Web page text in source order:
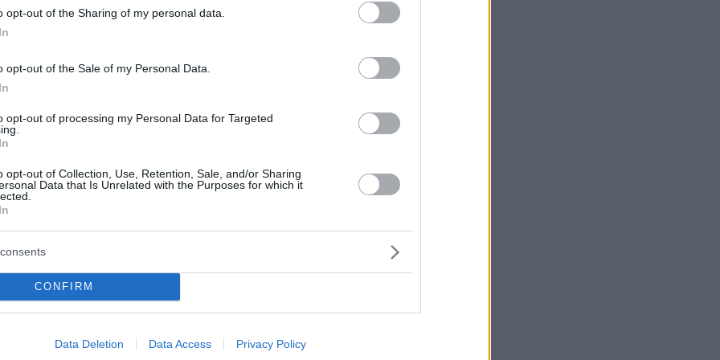
opt-out of the Sharing of my personal data.
opt-out of the Sale of my Personal Data.
opt-out of processing my Personal Data for Targeted
opt-out of Collection, Use, Retention, Sale, and/or Sharing
Data that Is Unrelated with the Purposes for which it
CONFIRM
Data Deletion Data Access Privacy Policy
- Ο Αριστοτέλης Ωνάσης θα έχανε τον γιο
είχε κάνει τα πάντα – Δείτε φωτογραφίες και
Mercedes του
Ωνάση επισκευάστηκε και
για νέες περιπέτειες
το 1972 στο όνομα της Ολυμπιακής Αεροπορίας -
δυστύχημα που του κόστισε τη ζωή,
«Ο Αλέξανδρος